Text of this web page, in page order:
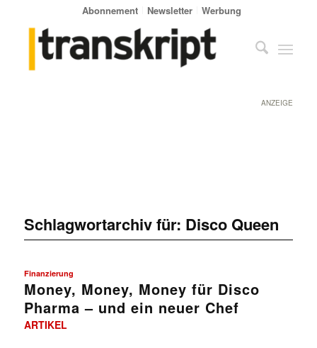
Abonnement Newsletter Werbung
ANZEIGE
Schlagwortarchiv für: Disco Queen
Finanzierung
Money, Money, Money für Disco
Pharma – und ein neuer Chef
ARTIKEL